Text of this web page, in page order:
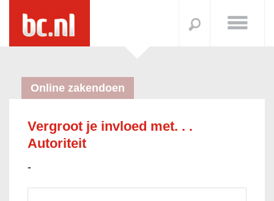
Online zakendoen
Vergroot je invloed met. . .
Autoriteit
-